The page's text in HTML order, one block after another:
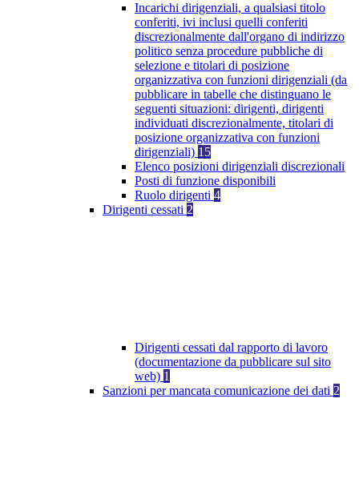
Incarichi dirigenziali, a qualsiasi titolo
conferiti, ivi inclusi quelli conferiti
discrezionalmente dall'organo di indirizzo
politico senza procedure pubbliche di
selezione e titolari di posizione
organizzativa con funzioni dirigenziali (da
pubblicare in tabelle che distinguano le
seguenti situazioni: dirigenti, dirigenti
individuati discrezionalmente, titolari di
posizione organizzativa con funzioni
dirigenziali) 15
Elenco posizioni dirigenziali discrezionali
Posti di funzione disponibili
Ruolo dirigenti 4
Dirigenti cessati 2
Dirigenti cessati dal rapporto di lavoro
(documentazione da pubblicare sul sito
web) 1
Sanzioni per mancata comunicazione dei dati 2